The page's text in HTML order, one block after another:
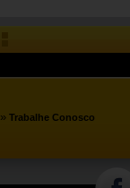
» Trabalhe Conosco